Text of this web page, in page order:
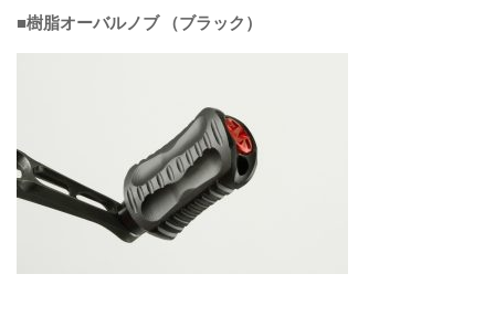
■樹脂オーバルノブ （ブラック）